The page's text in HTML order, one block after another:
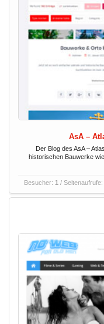
AsA –
Der Blog des AsA –
historischen Bauwerke
Besucher: 1 / Seitenaufrufe: